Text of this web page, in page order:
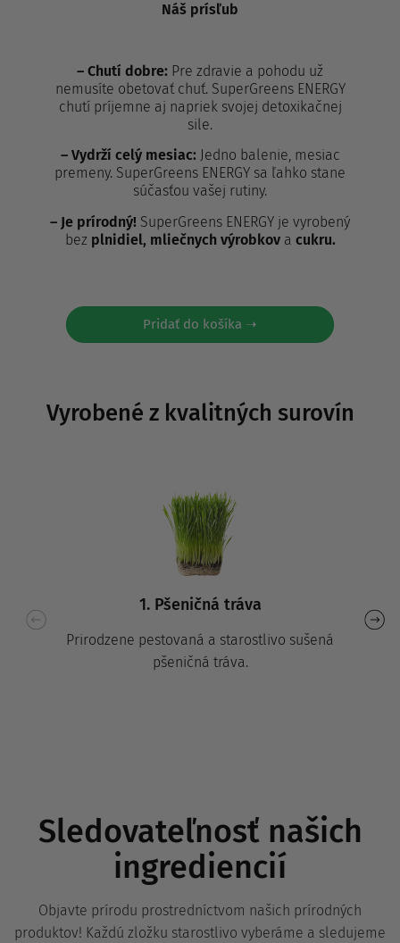
Náš prísľub
– Chutí dobre: Pre zdravie a pohodu už
nemusíte obetovať chuť. SuperGreens ENERGY
chutí príjemne aj napriek svojej detoxikačnej
sile.
– Vydrží celý mesiac: Jedno balenie, mesiac
premeny. SuperGreens ENERGY sa ľahko stane
súčasťou vašej rutiny.
– Je prírodný! SuperGreens ENERGY je vyrobený
bez plnidiel, mliečnych výrobkov a cukru.
Pridať do košíka ➝
Vyrobené z kvalitných surovín
1. Pšeničná tráva
Prirodzene pestovaná a starostlivo sušená
pšeničná tráva.
Sledovateľnosť našich
ingrediencií
Objavte prírodu prostredníctvom našich prírodných
produktov! Každú zložku starostlivo vyberáme a sledujeme